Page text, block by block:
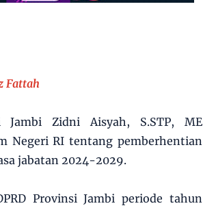
Fattah
Jambi Zidni Aisyah, S.STP, ME
Negeri RI tentang pemberhentian
jabatan 2024-2029.
Provinsi Jambi periode tahun